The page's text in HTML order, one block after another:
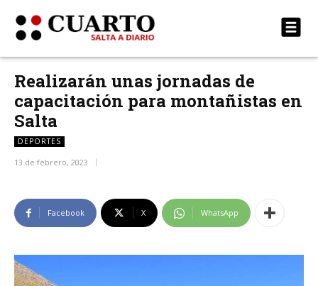
Realizarán unas jornadas de
capacitación para montañistas en
Salta
DEPORTES
13 de febrero, 2023
Facebook X WhatsApp